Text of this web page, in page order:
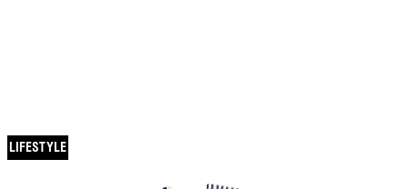
LIFESTYLE